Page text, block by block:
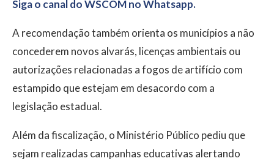
Siga o canal do WSCOM no Whatsapp.
A recomendação também orienta os municípios a não
concederem novos alvarás, licenças ambientais ou
autorizações relacionadas a fogos de artifício com
estampido que estejam em desacordo com a
legislação estadual.
Além da fiscalização, o Ministério Público pediu que
sejam realizadas campanhas educativas alertando